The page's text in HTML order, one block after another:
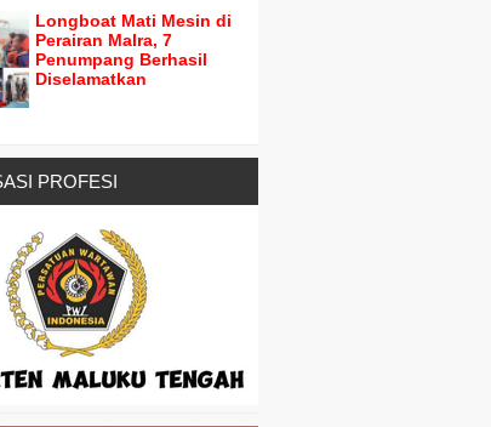
Longboat Mati Mesin di
Perairan Malra, 7
Penumpang Berhasil
Diselamatkan
PROFESI